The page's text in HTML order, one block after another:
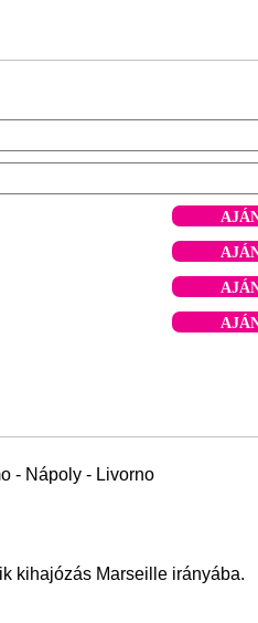
- Nápoly - Livorno
kihajózás Marseille irányába.